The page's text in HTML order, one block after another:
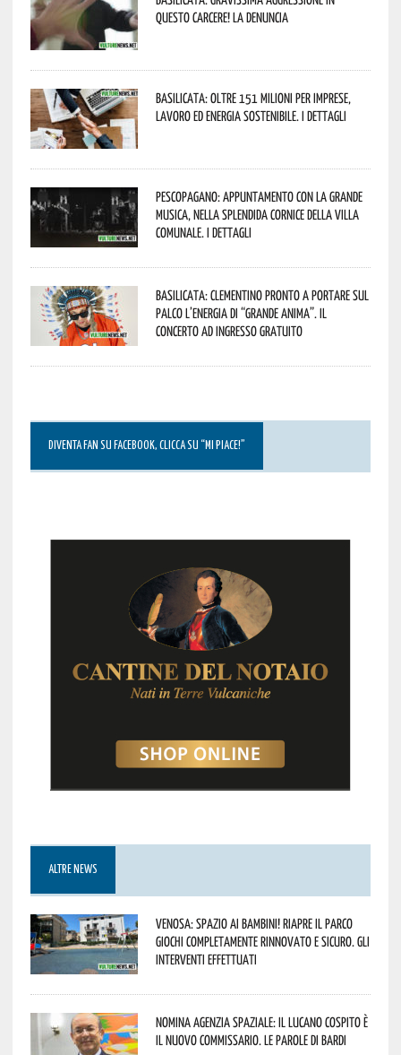
questo Carcere! La denuncia
Basilicata: oltre 151 milioni per imprese,
lavoro ed energia sostenibile. I dettagli
Pescopagano: appuntamento con la grande
musica, nella splendida cornice della Villa
Comunale. I dettagli
Basilicata: Clementino pronto a portare sul
palco l’energia di “Grande Anima”. Il
concerto ad ingresso gratuito
DIVENTA FAN SU FACEBOOK, CLICCA SU “MI PIACE!”
ALTRE NEWS
Venosa: spazio ai bambini! Riapre il Parco
Giochi completamente rinnovato e sicuro. Gli
interventi effettuati
Nomina Agenzia Spaziale: il lucano Cospito è
il nuovo commissario. Le parole di Bardi